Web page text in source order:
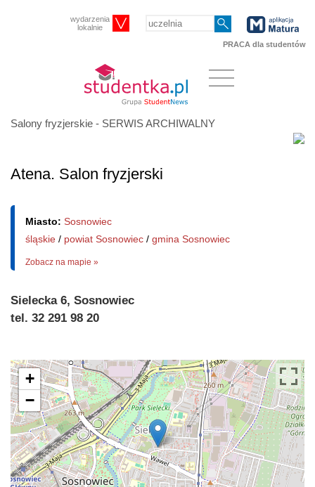
wydarzenia
lokalnie
PRACA dla studentów
Salony fryzjerskie - SERWIS ARCHIWALNY
Atena. Salon fryzjerski
Miasto: Sosnowiec
śląskie / powiat Sosnowiec / gmina Sosnowiec
Zobacz na mapie »
Sielecka 6, Sosnowiec
tel. 32 291 98 20
+
−